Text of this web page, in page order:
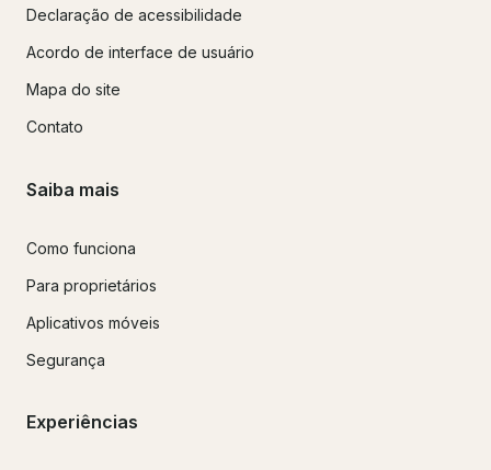
Declaração de acessibilidade
Acordo de interface de usuário
Mapa do site
Contato
Saiba mais
Como funciona
Para proprietários
Aplicativos móveis
Segurança
Experiências